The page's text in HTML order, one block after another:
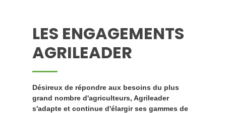
LES ENGAGEMENTS
AGRILEADER
Désireux de répondre aux besoins du plus
grand nombre d'agriculteurs, Agrileader
s'adapte et continue d'élargir ses gammes de